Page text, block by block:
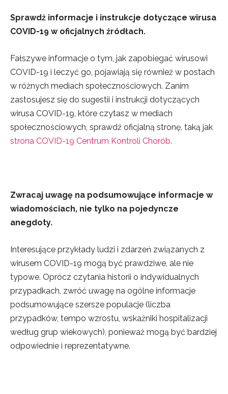
Sprawdź informacje i instrukcje dotyczące wirusa
COVID-19 w oficjalnych źródłach.
Fałszywe informacje o tym, jak zapobiegać wirusowi
COVID-19 i leczyć go, pojawiają się również w postach
w różnych mediach społecznościowych. Zanim
zastosujesz się do sugestii i instrukcji dotyczących
wirusa COVID-19, które czytasz w mediach
społecznościowych, sprawdź oficjalną stronę, taką jak
strona COVID-19 Centrum Kontroli Chorób.
Zwracaj uwagę na podsumowujące informacje w
wiadomościach, nie tylko na pojedyncze
anegdoty.
Interesujące przykłady ludzi i zdarzeń związanych z
wirusem COVID-19 mogą być prawdziwe, ale nie
typowe. Oprócz czytania historii o indywidualnych
przypadkach, zwróć uwagę na ogólne informacje
podsumowujące szersze populacje (liczba
przypadków, tempo wzrostu, wskaźniki hospitalizacji
według grup wiekowych), ponieważ mogą być bardziej
odpowiednie i reprezentatywne.